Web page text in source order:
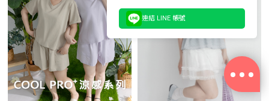
連結 LINE 帳號